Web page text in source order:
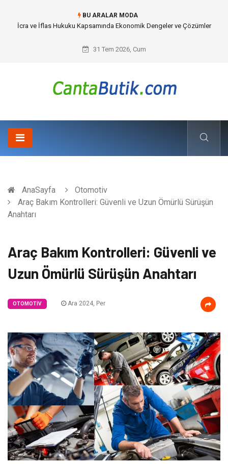
BU ARALAR MODA
Cybersecurity Solutions (Siber Güvenlik Çözümleri) ve Dijital Altyapıda
31 Tem 2026, Cum
AnaSayfa
Otomotiv
Araç Bakım Kontrolleri: Güvenli ve Uzun Ömürlü Sürüşün
Anahtarı
Araç Bakım Kontrolleri: Güvenli ve
Uzun Ömürlü Sürüşün Anahtarı
OTOMOTIV Ara 2024, Per